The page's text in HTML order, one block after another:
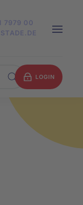
7979 00
LOGIN